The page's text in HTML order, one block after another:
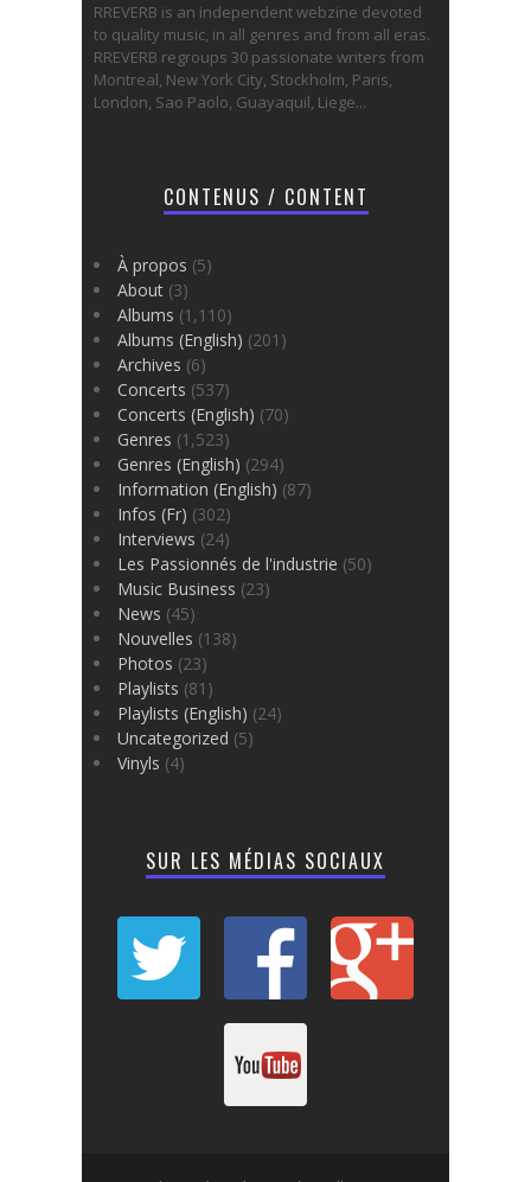
RREVERB is an independent webzine devoted
to quality music, in all genres and from all eras.
RREVERB regroups 30 passionate writers from
Montreal, New York City, Stockholm, Paris,
London, Sao Paolo, Guayaquil, Liege...
CONTENUS / CONTENT
À propos (5)
About (3)
Albums (1,110)
Albums (English) (201)
Archives (6)
Concerts (537)
Concerts (English) (70)
Genres (1,523)
Genres (English) (294)
Information (English) (87)
Infos (Fr) (302)
Interviews (24)
Les Passionnés de l'industrie (50)
Music Business (23)
News (45)
Nouvelles (138)
Photos (23)
Playlists (81)
Playlists (English) (24)
Uncategorized (5)
Vinyls (4)
SUR LES MÉDIAS SOCIAUX